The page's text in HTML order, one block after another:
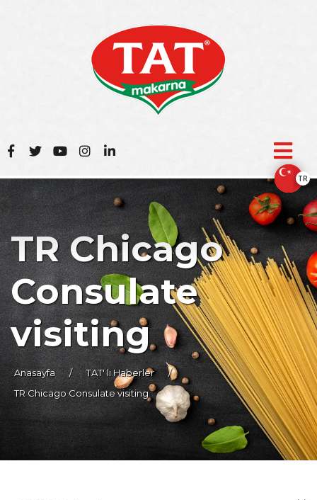
TR
TR Chicago
Consulate
visiting
Anasayfa / TAT' lı Haberler
/
TR Chicago Consulate visiting